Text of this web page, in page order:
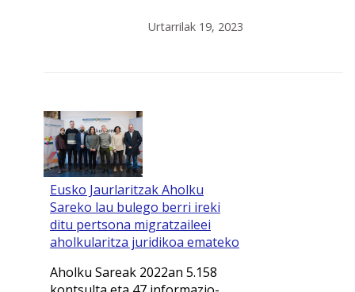
Urtarrilak 19, 2023
Eusko Jaurlaritzak Aholku
Sareko lau bulego berri ireki
ditu pertsona migratzaileei
aholkularitza juridikoa emateko
Aholku Sareak 2022an 5.158